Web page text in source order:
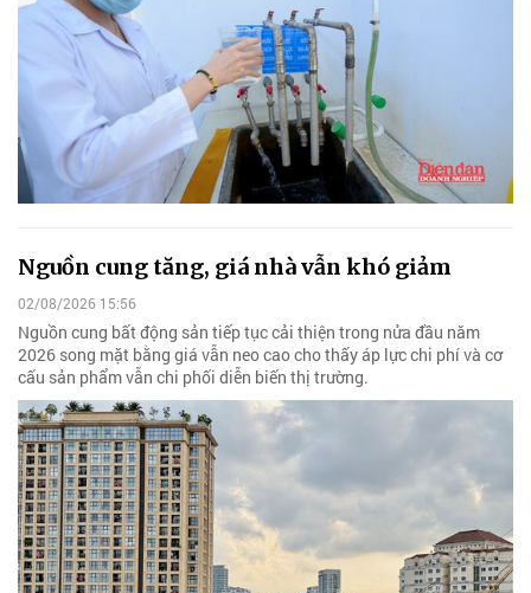
Nguồn cung tăng, giá nhà vẫn khó giảm
02/08/2026 15:56
Nguồn cung bất động sản tiếp tục cải thiện trong nửa đầu năm
2026 song mặt bằng giá vẫn neo cao cho thấy áp lực chi phí và cơ
cấu sản phẩm vẫn chi phối diễn biến thị trường.